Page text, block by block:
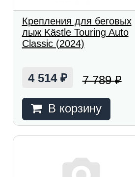
Крепления для беговых
лыж Kästle Touring Auto
Classic (2024)
4 514 ₽ 7 789₽
В корзину